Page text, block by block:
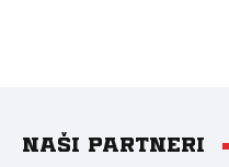
Naši partneri